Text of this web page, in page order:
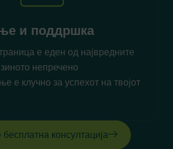
и поддршка
е еден од највредните
непречено
е клучно за успехот на твојот
бесплатна консултација